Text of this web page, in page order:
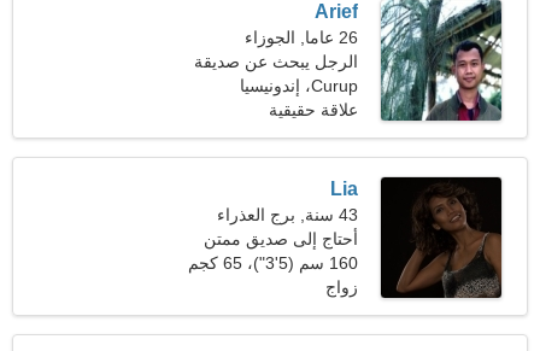
Arief
26 عاما, الجوزاء
الرجل يبحث عن صديقة
Curup، إندونيسيا
علاقة حقيقية
Lia
43 سنة, برج العذراء
أحتاج إلى صديق ممتن
لأرقص معًا
160 سم (5'3")، 65 كجم
(143 رطلا)زواج